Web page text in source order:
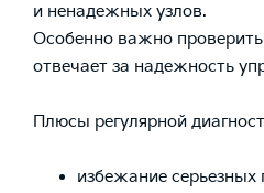
и ненадежных узлов.
Особенно важно
отвечает за надежность
Плюсы регулярной
избежание